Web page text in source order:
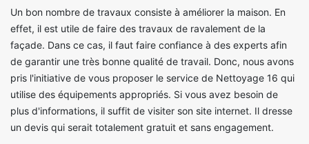
Un bon nombre de travaux consiste à améliorer la maison. En
effet, il est utile de faire des travaux de ravalement de la
façade. Dans ce cas, il faut faire confiance à des experts afin
de garantir une très bonne qualité de travail. Donc, nous avons
pris l'initiative de vous proposer le service de Nettoyage 16 qui
utilise des équipements appropriés. Si vous avez besoin de
plus d'informations, il suffit de visiter son site internet. Il dresse
un devis qui serait totalement gratuit et sans engagement.